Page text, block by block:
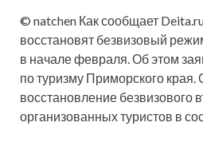
© natchen Как сообщает
восстановят безвизовый
в начале февраля. Об этом
по туризму Приморского края.
восстановление безвизового
организованных туристов в